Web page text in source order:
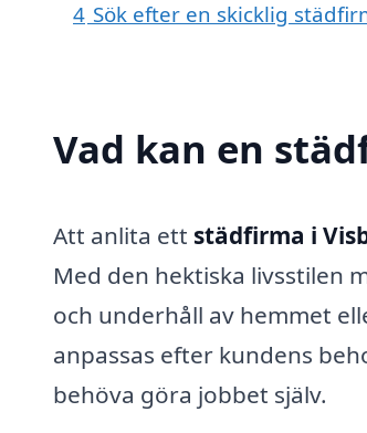
4 Sök efter en skicklig
Vad kan en
Att anlita ett städfirma i
Med den hektiska livsstilen
och underhåll av hemmet
anpassas efter kundens
behöva göra jobbet själv.